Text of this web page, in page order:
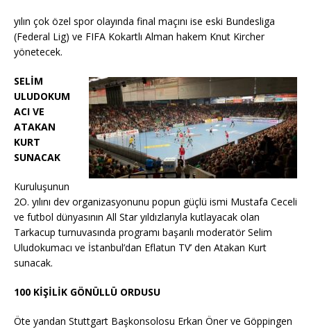
yılın çok özel spor olayında final maçını ise eski Bundesliga
(Federal Lig) ve FIFA Kokartlı Alman hakem Knut Kircher
yönetecek.
SELİM
ULUDOKUM
ACI VE
ATAKAN
KURT
SUNACAK
Kuruluşunun
2O. yılını dev organizasyonunu popun güçlü ismi Mustafa Ceceli
ve futbol dünyasının All Star yıldızlarıyla kutlayacak olan
Tarkacup turnuvasında programı başarılı moderatör Selim
Uludokumacı ve İstanbul’dan Eflatun TV’ den Atakan Kurt
sunacak.
100 KİŞİLİK GÖNÜLLÜ ORDUSU
Öte yandan Stuttgart Başkonsolosu Erkan Öner ve Göppingen